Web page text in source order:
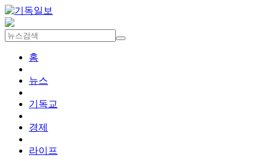
홈
뉴스
기독교
경제
라이프